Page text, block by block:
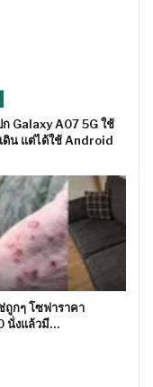
ก Galaxy A07 5G ใช้
ดิน แต่ได้ใช้ Android
ถูกๆ โซฟาราคา
นั่งแล้วมี…